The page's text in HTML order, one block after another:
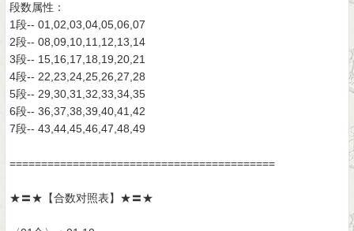
段数属性：
1段-- 01,02,03,04,05,06,07
2段-- 08,09,10,11,12,13,14
3段-- 15,16,17,18,19,20,21
4段-- 22,23,24,25,26,27,28
5段-- 29,30,31,32,33,34,35
6段-- 36,37,38,39,40,41,42
7段-- 43,44,45,46,47,48,49
==========================================
★〓★【合数对照表】★〓★